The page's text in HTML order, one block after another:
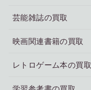
芸能雑誌の買取
映画関連書籍の買取
レトロゲーム本の買取